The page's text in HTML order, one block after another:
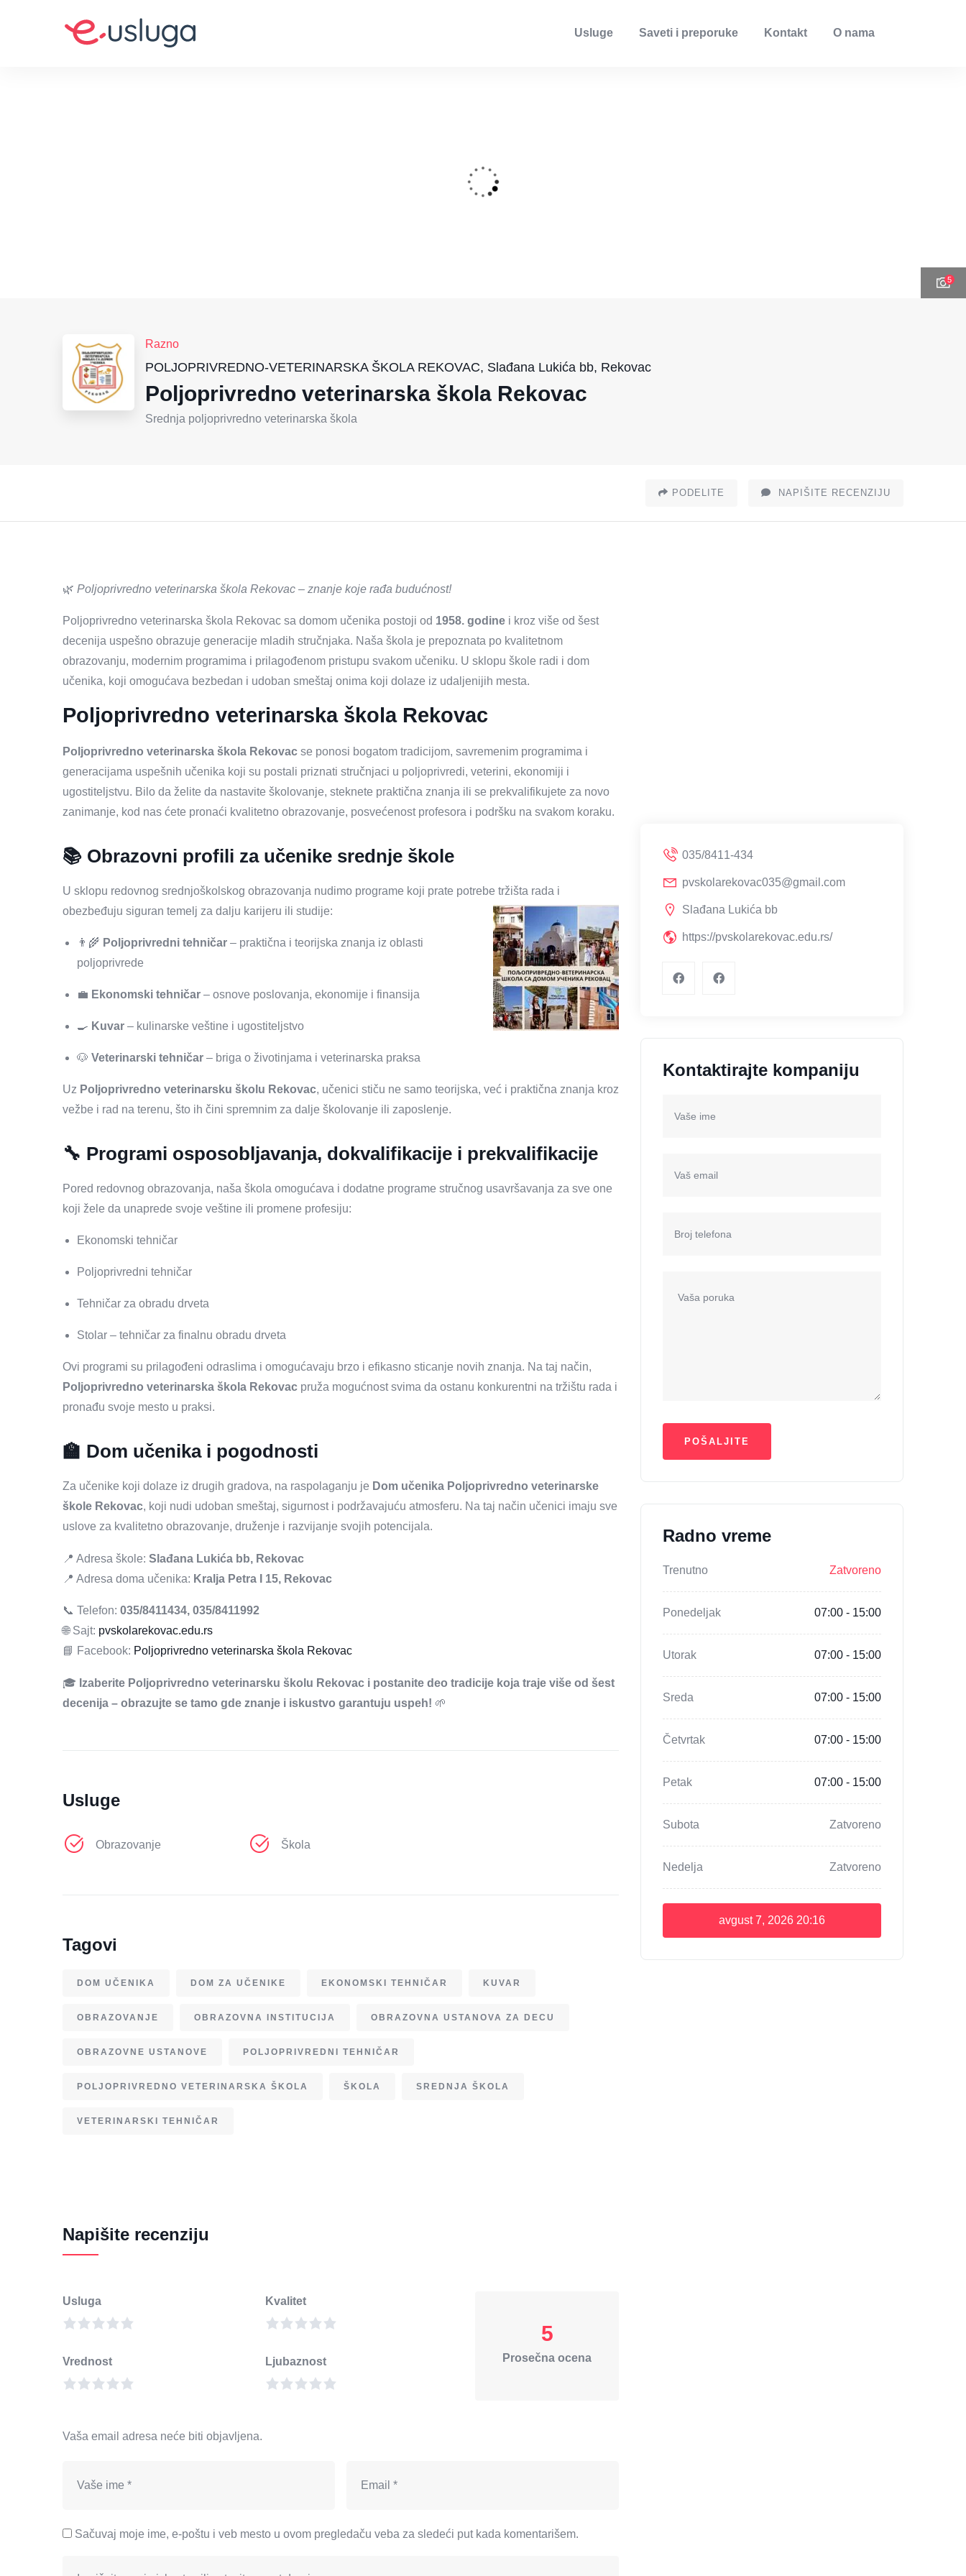
Usluge Saveti i preporuke Kontakt O nama
5
Razno
POLJOPRIVREDNO-VETERINARSKA ŠKOLA REKOVAC, Slađana Lukića bb, Rekovac
Poljoprivredno veterinarska škola Rekovac
Srednja poljoprivredno veterinarska škola
PODELITE NAPIŠITE RECENZIJU
🌿 Poljoprivredno veterinarska škola Rekovac – znanje koje rađa budućnost!
Poljoprivredno veterinarska škola Rekovac sa domom učenika postoji od 1958. godine i kroz više od šest
decenija uspešno obrazuje generacije mladih stručnjaka. Naša škola je prepoznata po kvalitetnom
obrazovanju, modernim programima i prilagođenom pristupu svakom učeniku. U sklopu škole radi i dom
učenika, koji omogućava bezbedan i udoban smeštaj onima koji dolaze iz udaljenijih mesta.
Poljoprivredno veterinarska škola Rekovac
Poljoprivredno veterinarska škola Rekovac se ponosi bogatom tradicijom, savremenim programima i
generacijama uspešnih učenika koji su postali priznati stručnjaci u poljoprivredi, veterini, ekonomiji i
ugostiteljstvu. Bilo da želite da nastavite školovanje, steknete praktična znanja ili se prekvalifikujete za novo
zanimanje, kod nas ćete pronaći kvalitetno obrazovanje, posvećenost profesora i podršku na svakom koraku.
📚 Obrazovni profili za učenike srednje škole
U sklopu redovnog srednjoškolskog obrazovanja nudimo programe koji prate potrebe tržišta rada i
obezbeđuju siguran temelj za dalju karijeru ili studije:
👨‍🌾 Poljoprivredni tehničar – praktična i teorijska znanja iz oblasti
poljoprivrede
💼 Ekonomski tehničar – osnove poslovanja, ekonomije i finansija
🍳 Kuvar – kulinarske veštine i ugostiteljstvo
🐶 Veterinarski tehničar – briga o životinjama i veterinarska praksa
Uz Poljoprivredno veterinarsku školu Rekovac, učenici stiču ne samo teorijska, već i praktična znanja kroz
vežbe i rad na terenu, što ih čini spremnim za dalje školovanje ili zaposlenje.
🔧 Programi osposobljavanja, dokvalifikacije i prekvalifikacije
Pored redovnog obrazovanja, naša škola omogućava i dodatne programe stručnog usavršavanja za sve one
koji žele da unaprede svoje veštine ili promene profesiju:
Ekonomski tehničar
Poljoprivredni tehničar
Tehničar za obradu drveta
Stolar – tehničar za finalnu obradu drveta
Ovi programi su prilagođeni odraslima i omogućavaju brzo i efikasno sticanje novih znanja. Na taj način,
Poljoprivredno veterinarska škola Rekovac pruža mogućnost svima da ostanu konkurentni na tržištu rada i
pronađu svoje mesto u praksi.
🏫 Dom učenika i pogodnosti
Za učenike koji dolaze iz drugih gradova, na raspolaganju je Dom učenika Poljoprivredno veterinarske
škole Rekovac, koji nudi udoban smeštaj, sigurnost i podržavajuću atmosferu. Na taj način učenici imaju sve
uslove za kvalitetno obrazovanje, druženje i razvijanje svojih potencijala.
📍 Adresa škole: Slađana Lukića bb, Rekovac
📍 Adresa doma učenika: Kralja Petra I 15, Rekovac
📞 Telefon: 035/8411434, 035/8411992
🌐 Sajt: pvskolarekovac.edu.rs
📘 Facebook: Poljoprivredno veterinarska škola Rekovac
🎓 Izaberite Poljoprivredno veterinarsku školu Rekovac i postanite deo tradicije koja traje više od šest
decenija – obrazujte se tamo gde znanje i iskustvo garantuju uspeh! 🌱
Usluge
Obrazovanje Škola
Tagovi
DOM UČENIKA DOM ZA UČENIKE EKONOMSKI TEHNIČAR KUVAR
OBRAZOVANJE OBRAZOVNA INSTITUCIJA OBRAZOVNA USTANOVA ZA DECU
OBRAZOVNE USTANOVE POLJOPRIVREDNI TEHNIČAR
POLJOPRIVREDNO VETERINARSKA ŠKOLA ŠKOLA SREDNJA ŠKOLA
VETERINARSKI TEHNIČAR
Napišite recenziju
Usluga Kvalitet
Vrednost Ljubaznost
5
Prosečna ocena
Vaša email adresa neće biti objavljena.
Sačuvaj moje ime, e-poštu i veb mesto u ovom pregledaču veba za sledeći put kada komentarišem.
035/8411-434
pvskolarekovac035@gmail.com
Slađana Lukića bb
https://pvskolarekovac.edu.rs/
Kontaktirajte kompaniju
Radno vreme
Trenutno Zatvoreno
Ponedeljak 07:00 - 15:00
Utorak 07:00 - 15:00
Sreda 07:00 - 15:00
Četvrtak 07:00 - 15:00
Petak 07:00 - 15:00
Subota Zatvoreno
Nedelja Zatvoreno
avgust 7, 2026 20:16